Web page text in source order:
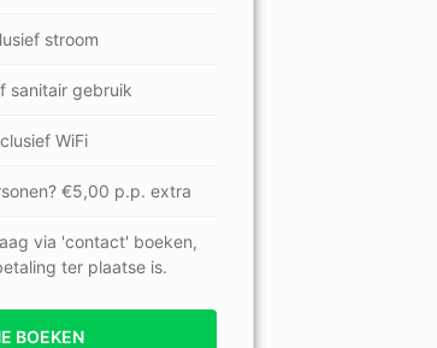
stroom
sanitair gebruik
WiFi
€5,00 p.p. extra
via 'contact' boeken,
ter plaatse is.
BOEKEN